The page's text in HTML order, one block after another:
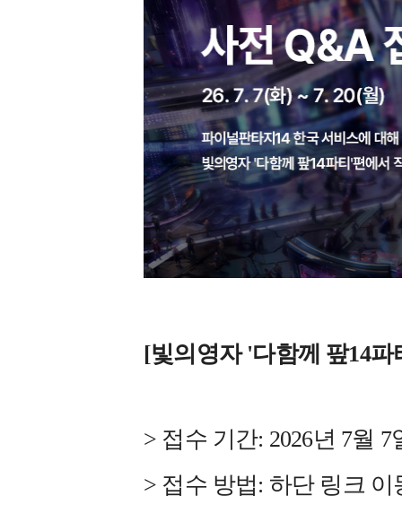
[빛의영자 '다함께 팦14
> 접수 기간: 2026년 7월 7
> 접수 방법: 하단 링크